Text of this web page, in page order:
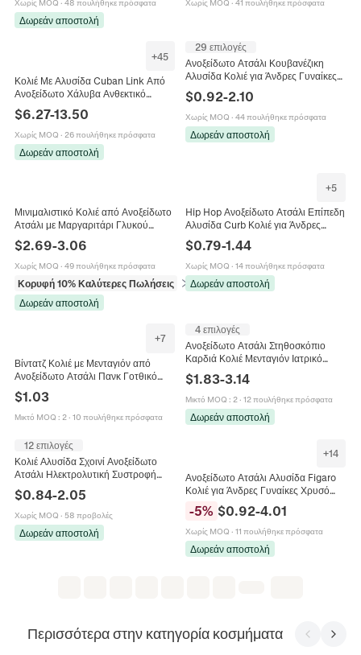
Χωρίς MOQ · 48 πουλήθηκε πρόσφατα
Δωρεάν αποστολή
Χωρίς MOQ · 41 πουλήθηκε πρόσφατα
+45
Κολιέ Με Αλυσίδα Cuban Link Από
Ανοξείδωτο Χάλυβα Ανθεκτικό
Punk Κοσμήματα Για Άνδρες
Γυναίκες
$6.27-13.50
Χωρίς MOQ · 26 πουλήθηκε πρόσφατα
Δωρεάν αποστολή
29 επιλογές
Ανοξείδωτο Ατσάλι Κουβανέζικη
Αλυσίδα Κολιέ για Άνδρες Γυναίκες
Ασημί Χρυσό Curb Chain Πανκ
Κοσμήματα Δώρο
$0.92-2.10
Χωρίς MOQ · 44 πουλήθηκε πρόσφατα
Δωρεάν αποστολή
Μινιμαλιστικό Κολιέ από Ανοξείδωτο
Ατσάλι με Μαργαριτάρι Γλυκού
Νερού για Γυναίκες 14K
Επιχρυσωμένο Μενταγιόν Χαμόγελο
$2.69-3.06
Χωρίς MOQ · 49 πουλήθηκε πρόσφατα
Κορυφή 10% Καλύτερες Πωλήσεις
σε Κολιέ
Δωρεάν αποστολή
+5
Hip Hop Ανοξείδωτο Ατσάλι Επίπεδη
Αλυσίδα Curb Κολιέ για Άνδρες
Γυναίκες Χρυσό Ασημί
Επιμεταλλωμένο NK Αλυσίδα
Βραχιόλι Κοσμήματα
$0.79-1.44
Χωρίς MOQ · 14 πουλήθηκε πρόσφατα
Δωρεάν αποστολή
+7
Βίντατζ Κολιέ με Μενταγιόν από
Ανοξείδωτο Ατσάλι Πανκ Γοτθικό
Κοσμήματα Χιπ Χοπ για Άνδρες
Γυναίκες
$1.03
Μικτό MOQ : 2· 10 πουλήθηκε πρόσφατα
4 επιλογές
Ανοξείδωτο Ατσάλι Στηθοσκόπιο
Καρδιά Κολιέ Μενταγιόν Ιατρικό
Κόσμημα Hip Hop Δώρο Για
Γιατρούς Νοσηλευτές Unisex
$1.83-3.14
Μικτό MOQ : 2· 12 πουλήθηκε πρόσφατα
Δωρεάν αποστολή
12 επιλογές
Κολιέ Αλυσίδα Σχοινί Ανοξείδωτο
Ατσάλι Ηλεκτρολυτική Συστροφή
Αξεσουάρ Μόδας Για Άνδρες
Γυναίκες
$0.84-2.05
Χωρίς MOQ · 58 προβολές
Δωρεάν αποστολή
+14
Ανοξείδωτο Ατσάλι Αλυσίδα Figaro
Κολιέ για Άνδρες Γυναίκες Χρυσό
Ασημί Ροζ Επιμεταλλωμένο
Γεωμετρική Αλυσίδα Κοσμήματα
Δώρο
-5% $0.92-4.01
Χωρίς MOQ · 11 πουλήθηκε πρόσφατα
Δωρεάν αποστολή
Περισσότερα στην κατηγορία κοσμήματα